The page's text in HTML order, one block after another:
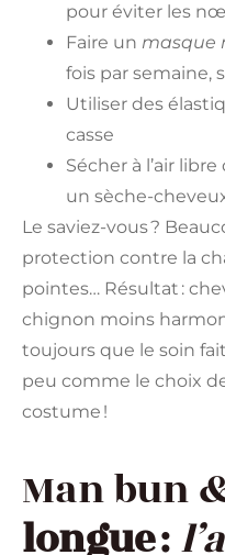
pour éviter les
Faire un masque
fois par semaine,
Utiliser des
casse
Sécher à l’air
un sèche-
Le saviez-vous ?
protection contre la
pointes… Résultat :
chignon moins
toujours que le soin
peu comme le choix
costume !
Man bun
longue: